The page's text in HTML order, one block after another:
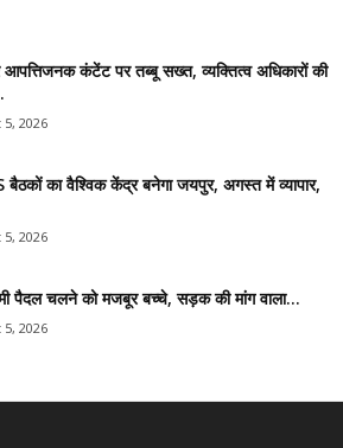
कंटेंट पर तब्बू सख्त, व्यक्तित्व अधिकारों की
2026
बैठकों का वैश्विक केंद्र बनेगा जयपुर, अगस्त में व्यापार,
2026
पैदल चलने को मजबूर बच्चे, सड़क की मांग वाला...
2026